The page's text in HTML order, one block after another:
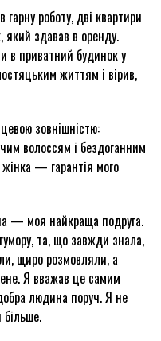
роботу, дві квартири
який здавав в оренду.
в приватний будинок у
життям і вірив,
зовнішністю:
волоссям і бездоганним
— гарантія мого
— моя найкраща подруга.
та, що завжди знала,
щиро розмовляли, а
Я вважав це самим
людина поруч. Я не